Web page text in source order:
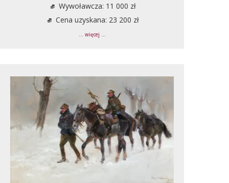
Wywoławcza: 11 000 zł
Cena uzyskana: 23 200 zł
... więcej ...